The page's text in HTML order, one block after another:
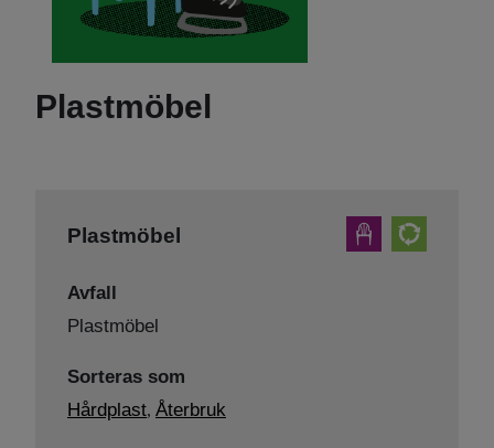
Plastmöbel
Plastmöbel
Avfall
Plastmöbel
Sorteras som
Hårdplast, Återbruk